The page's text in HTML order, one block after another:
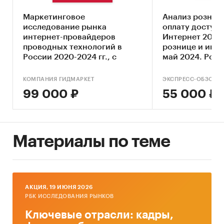
вещей (IoT)
Экономические характеристики рынка
Влияние макросреды
Источники информации:
Базы данных государственных органов
Базы данных Федеральной налоговой
Таможенная статистика
Официальные интернет-порталы правовой
Маркетинговое
исследование рынка
интернет-провайдеров
проводных технологий в
России 2020-2024 гг., с
КОМПАНИЯ ГИДМАРКЕТ
99 000 ₽
Анализ
оплату
Интернет
рознице и
май 2024.
регионы
ЭКСПРЕСС-ОБЗОР
55 000 ₽
Материалы по теме
AКЦИЯ, 19 ИЮНЯ 2026
РБК ИССЛЕДОВАНИЯ РЫНКОВ
Ключевые отрасли: кадры,